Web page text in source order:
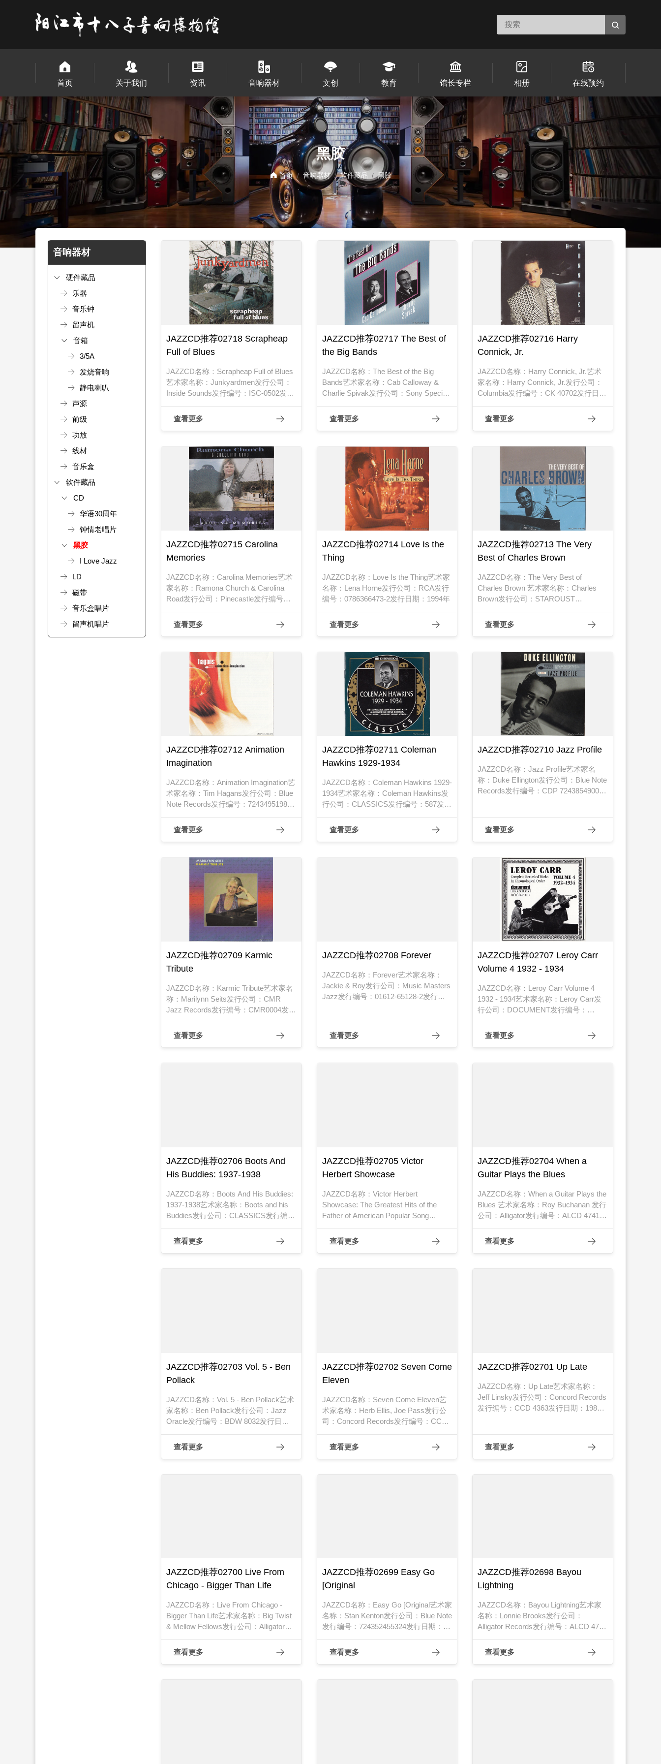
首页 关于我们 资讯 音响器材 文创 教育 馆长专栏 相册 在线预约
黑胶
首页 音响器材 软件藏品 黑胶
音响器材
硬件藏品
乐器
音乐钟
留声机
音箱
3/5A
发烧音响
静电喇叭
声源
前级
功放
线材
音乐盒
软件藏品
CD
华语30周年
钟情老唱片
黑胶
I Love Jazz
LD
磁带
音乐盒唱片
留声机唱片
JAZZCD推荐02718 Scrapheap
Full of Blues
JAZZCD名称：Scrapheap Full of Blues
艺术家名称：Junkyardmen发行公司：
Inside Sounds发行编号：ISC-0502发行
查看更多
JAZZCD推荐02717 The Best of
the Big Bands
JAZZCD名称：The Best of the Big
Bands艺术家名称：Cab Calloway &
Charlie Spivak发行公司：Sony Special
1997年
查看更多
JAZZCD推荐02716 Harry
Connick, Jr.
JAZZCD名称：Harry Connick, Jr.艺术
家名称：Harry Connick, Jr.发行公司：
Columbia发行编号：CK 40702发行日
查看更多
JAZZCD推荐02715 Carolina
Memories
JAZZCD名称：Carolina Memories艺术
家名称：Ramona Church & Carolina
Road发行公司：Pinecastle发行编号：
查看更多
JAZZCD推荐02714 Love Is the
Thing
JAZZCD名称：Love Is the Thing艺术家
名称：Lena Horne发行公司：RCA发行
编号：0786366473-2发行日期：1994年
查看更多
JAZZCD推荐02713 The Very
Best of Charles Brown
JAZZCD名称：The Very Best of
Charles Brown 艺术家名称：Charles
Brown发行公司：STAROUST
日期：2000年
查看更多
JAZZCD推荐02712 Animation
Imagination
JAZZCD名称：Animation Imagination艺
术家名称：Tim Hagans发行公司：Blue
Note Records发行编号：724349519824
查看更多
JAZZCD推荐02711 Coleman
Hawkins 1929-1934
JAZZCD名称：Coleman Hawkins 1929-
1934艺术家名称：Coleman Hawkins发
行公司：CLASSICS发行编号：587发行
查看更多
JAZZCD推荐02710 Jazz Profile
JAZZCD名称：Jazz Profile艺术家名
称：Duke Ellington发行公司：Blue Note
Records发行编号：CDP 724385490026
查看更多
JAZZCD推荐02709 Karmic
Tribute
JAZZCD名称：Karmic Tribute艺术家名
称：Marilynn Seits发行公司：CMR
Jazz Records发行编号：CMR0004发行
查看更多
JAZZCD推荐02708 Forever
JAZZCD名称：Forever艺术家名称：
Jackie & Roy发行公司：Music Masters
Jazz发行编号：01612-65128-2发行日
查看更多
JAZZCD推荐02707 Leroy Carr
Volume 4 1932 - 1934
JAZZCD名称：Leroy Carr Volume 4
1932 - 1934艺术家名称：Leroy Carr发
行公司：DOCUMENT发行编号：
查看更多
JAZZCD推荐02706 Boots And
His Buddies: 1937-1938
JAZZCD名称：Boots And His Buddies:
1937-1938艺术家名称：Boots and his
Buddies发行公司：CLASSICS发行编
查看更多
JAZZCD推荐02705 Victor
Herbert Showcase
JAZZCD名称：Victor Herbert
Showcase: The Greatest Hits of the
Father of American Popular Song
发行公司：Flapper发行编号：CD 9798
查看更多
JAZZCD推荐02704 When a
Guitar Plays the Blues
JAZZCD名称：When a Guitar Plays the
Blues 艺术家名称：Roy Buchanan 发行
公司：Alligator发行编号：ALCD 4741发
查看更多
JAZZCD推荐02703 Vol. 5 - Ben
Pollack
JAZZCD名称：Vol. 5 - Ben Pollack艺术
家名称：Ben Pollack发行公司：Jazz
Oracle发行编号：BDW 8032发行日
查看更多
JAZZCD推荐02702 Seven Come
Eleven
JAZZCD名称：Seven Come Eleven艺
术家名称：Herb Ellis, Joe Pass发行公
司：Concord Records发行编号：CCD-
查看更多
JAZZCD推荐02701 Up Late
JAZZCD名称：Up Late艺术家名称：
Jeff Linsky发行公司：Concord Records
发行编号：CCD 4363发行日期：1988
查看更多
JAZZCD推荐02700 Live From
Chicago - Bigger Than Life
JAZZCD名称：Live From Chicago -
Bigger Than Life艺术家名称：Big Twist
& Mellow Fellows发行公司：Alligator
Records发行编号：ALCD 4755发行日
期：1987年
查看更多
JAZZCD推荐02699 Easy Go
[Original
JAZZCD名称：Easy Go [Original艺术家
名称：Stan Kenton发行公司：Blue Note
发行编号：724352455324发行日期：
2001年
查看更多
JAZZCD推荐02698 Bayou
Lightning
JAZZCD名称：Bayou Lightning艺术家
名称：Lonnie Brooks发行公司：
Alligator Records发行编号：ALCD 4714
发行日期：1979年
查看更多